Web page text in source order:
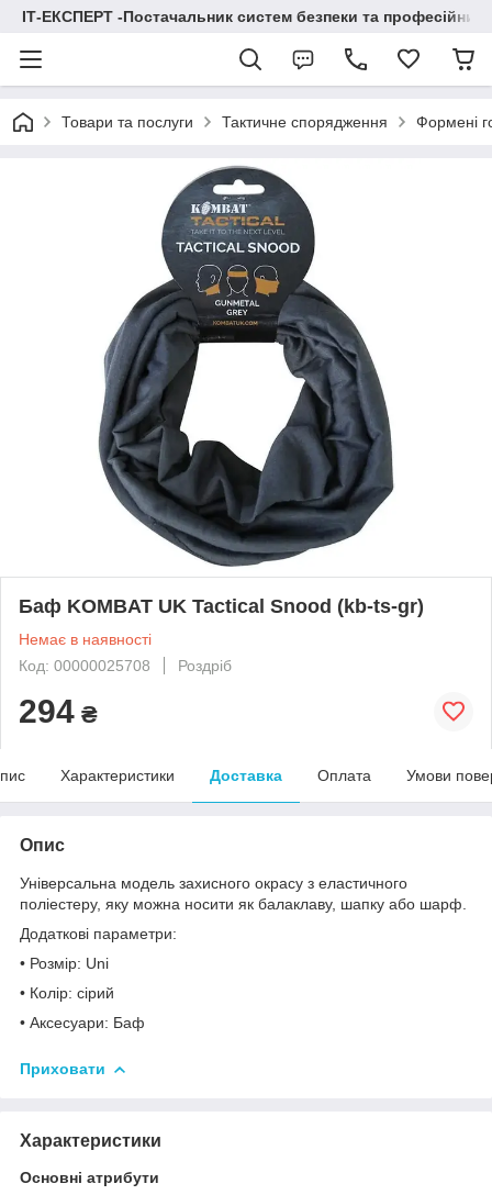
ІТ-ЕКСПЕРТ -Постачальник систем безпеки та професійних
Товари та послуги Тактичне спорядження Формені
Баф KOMBAT UK Tactical Snood (kb-ts-gr)
Немає в наявності
Код: 00000025708
Роздріб
294 ₴
Характеристики Доставка Оплата Умови
Опис
Універсальна модель захисного окрасу з еластичного
поліестеру, яку можна носити як балаклаву, шапку або шарф.
Додаткові параметри:
• Розмір: Uni
• Колір: сірий
• Аксесуари: Баф
Приховати
Характеристики
Основні атрибути